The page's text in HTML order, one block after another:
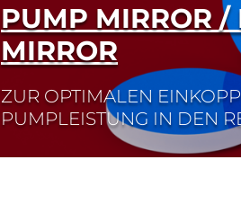
PUMP MIRROR /
MIRROR
ZUR OPTIMALEN
PUMPLEISTUNG IN DEN
Der Einkoppelspiegel, oder